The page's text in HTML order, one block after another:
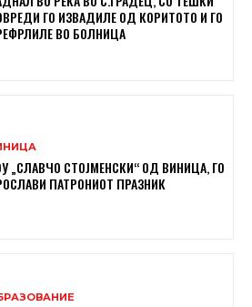
ГО ИЗВАДИЛЕ ОД КОРИТОТО И ГО
ВО БОЛНИЦА
„СЛАВЧО СТОЈМЕНСКИ“ ОД ВИНИЦА, ГО
ПАТРОНИОТ ПРАЗНИК